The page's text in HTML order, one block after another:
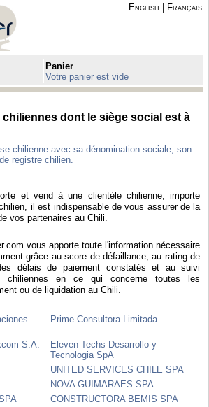
English Français
Panier
Votre panier est vide
dont le siège social est à
chilienne avec sa dénomination sociale, son
registre chilien.
et vend à une clientèle chilienne, importe
il est indispensable de vous assurer de la
vos partenaires au Chili.
vous apporte toute l'information nécessaire
grâce au score de défaillance, au rating de
délais de paiement constatés et au suivi
chiliennes en ce qui concerne toutes les
ou de liquidation au Chili.
Prime Consultora Limitada
S.A.
Eleven Techs Desarrollo y
Tecnologia SpA
UNITED SERVICES CHILE SPA
NOVA GUIMARAES SPA
CONSTRUCTORA BEMIS SPA